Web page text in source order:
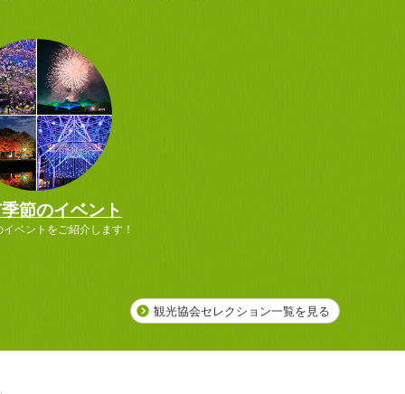
節のイベント
ベントをご紹介します！
観光協会セレクション一覧を見る